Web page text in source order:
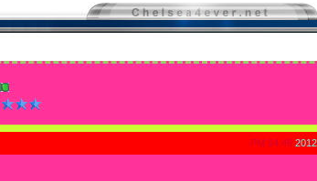
04:49 PM